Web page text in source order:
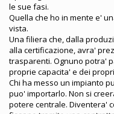
le sue fasi.
Quella che ho in mente e'
vista.
Una filiera che, dalla
alla certificazione, avra'
trasparenti. Ognuno potra'
proprie capacita' e dei
Chi ha messo un impianto
puo' importarlo. Non si
potere centrale. Diventera'